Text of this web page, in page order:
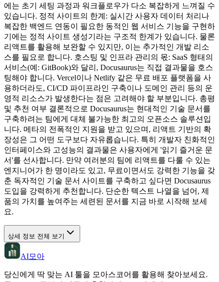
에는 초기 세팅 과정과 워크플로우가 다소 복잡하게 느껴질 수
있습니다. 정적 사이트의 한계: 실시간 사용자 데이터 처리나
복잡한 백엔드 연동이 필요한 동적인 웹 서비스 기능을 구현하
기에는 정적 사이트 생성기라는 구조적 한계가 있습니다. 물론
리액트를 활용해 보완할 수 있지만, 이는 추가적인 개발 리소
스를 필요로 합니다. 호스팅 및 인프라 관리의 몫: SaaS 형태의
서비스(예: GitBook)와 달리, Docusaurus는 직접 결과물을 호스
팅해야 합니다. Vercel이나 Netlify 같은 무료 배포 플랫폼을 사
용하더라도, CI/CD 파이프라인 구축이나 도메인 관리 등의 운
영적 리소스가 발생한다는 점은 고려해야 할 부분입니다. 총평
및 추천 여부 결론적으로 Docusaurus는 현대적인 기술 문서를
구축하려는 팀에게 대체 불가능한 최고의 오픈소스 솔루션입
니다. 메타의 전폭적인 지원을 받고 있으며, 리액트 기반의 확
장성은 그 어떤 도구보다 자유롭습니다. 특히 개발자 친화적인
인터페이스와 고성능의 결과물은 사용자에게 '읽기 즐거운 문
서'를 선사합니다. 만약 여러분의 팀에 리액트를 다룰 수 있는
엔지니어가 한 명이라도 있고, 무료이면서도 강력한 기능을 갖
춘 독자적인 기술 문서 사이트를 구축하고 싶다면 Docusaurus
도입을 강력하게 추천합니다. 단순한 텍스트 나열을 넘어, 제
품의 가치를 높여주는 세련된 문서를 지금 바로 시작해 보세
요.
상세 정보 전체 보기
AI모아
당신에게 딱 맞는 AI 툴을 모아스코어를 활용해 찾아보세요.